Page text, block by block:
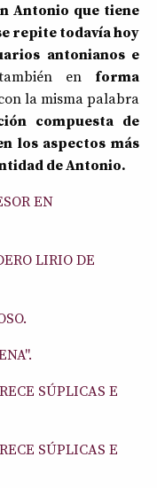
Antonio que tiene
repite todavía hoy
antonianos e
en forma
la misma palabra
compuesta de
los aspectos más
de Antonio.
EN
LIRIO DE
SÚPLICAS E
SÚPLICAS E